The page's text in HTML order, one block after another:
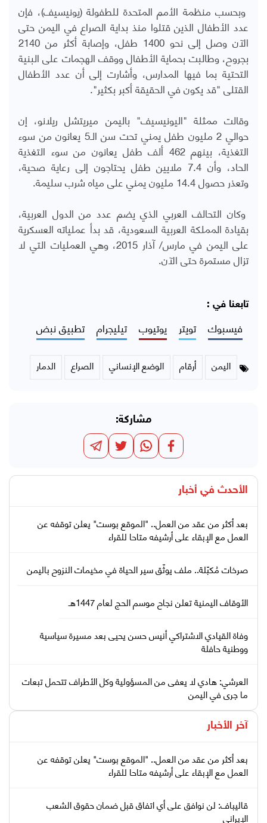
وبحسب منظمة الأمم المتحدة للطفولة (يونيسيف)، فإن
عدد الأطفال الذين قتلوا منذ بداية الصراع في اليمن حتى
الآن وصل إلى نحو 1400 طفل، وإصابة أكثر من 2140
بجروح، وطالبت بحماية الأطفال ووقف الهجمات على البنية
التحتية بما فيها المدارس، وأشارت إلى أن عدد الأطفال
القتلى "قد يكون في الحقيقة أكبر بكثير".
وقالت ممثلة "اليونيسيف" باليمن ميريتشل ريلانو، إن
حوالي 2 مليون طفل يمني تحت سن الـ5 يعانون من سوء
التغذية، بينهم 462 ألف طفل يعانون من سوء التغذية
الحاد، وأن 7.4 ملايين طفل يحتاجون إلى رعاية صحية،
وتعذر حصول 14.4 مليون يمني على مياه شرب سليمة.
وكان التحالف العربي الذي يضم عدد من الدول العربية،
بقيادة المملكة العربية السعودية، قد بدأ عملياته العسكرية
على اليمن في مارس/ آذار 2015، وهي العمليات التي لا
تزال مستمرة حتى الآن.
تابعنا في :
فيسبوك تويتر يوتيوب تيليجرام تطبيق نبض
اليمن أرقام الوضع الإنساني الصراع الدمار
مشاركة:
الأحدث في أخبار
بعد أكثر من عقد من العمل.. "الموقع بوست" يعلن توقفه عن
العمل مع الإبقاء على أرشيفه متاحا للقراء
صرخات مُكبّلة.. ملف يوثّق سير الحياة في مخيمات النزوح باليمن
الأوقاف اليمنية تعلن نجاح موسم الحج لعام 1447هـ
وفاة القيادي الاشتراكي أنيس حسن يحيى بعد مسيرة سياسية
ووطنية حافلة
العرشي: هادي لا يعفى من المسؤولية وكل الأطراف تتحمل تبعات
ما جرى في اليمن
آخر الأخبار
بعد أكثر من عقد من العمل.. "الموقع بوست" يعلن توقفه عن
العمل مع الإبقاء على أرشيفه متاحا للقراء
قاليباف: لن نوافق على أي اتفاق قبل ضمان حقوق الشعب
الإيراني